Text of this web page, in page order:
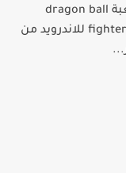
تحميل لعبة dragon ball
fighterz mobile للاندرويد من